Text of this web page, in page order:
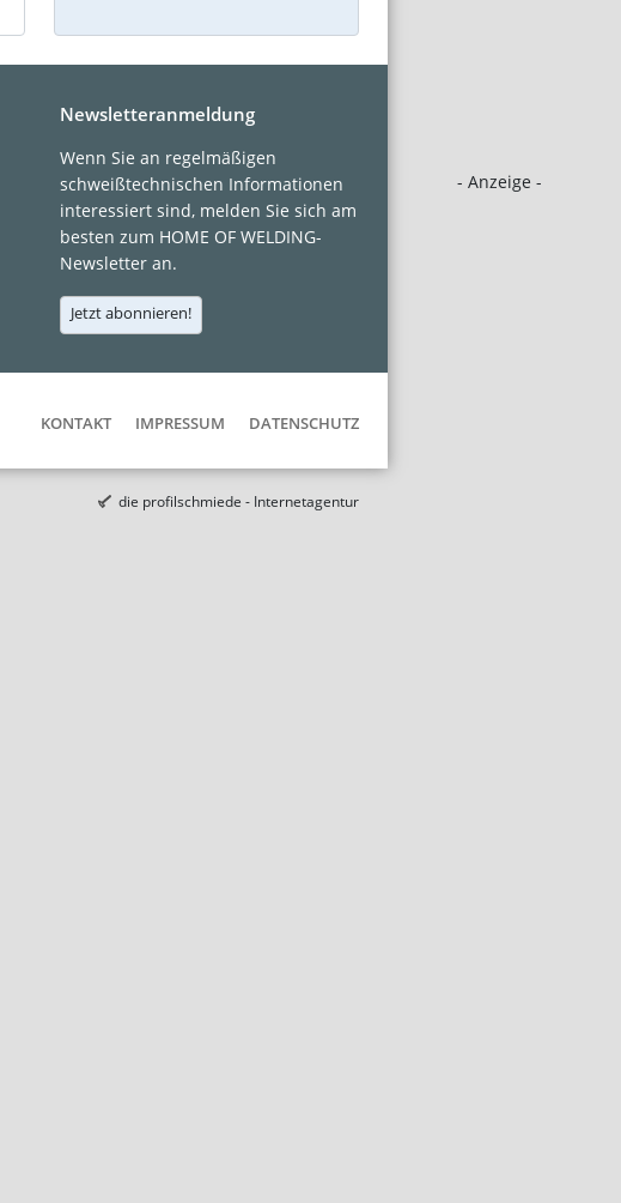
- Anzeige -
Newsletteranmeldung
Wenn Sie an regelmäßigen
schweißtechnischen Informationen
interessiert sind, melden Sie sich am
besten zum HOME OF WELDING-
Newsletter an.
Jetzt abonnieren!
KONTAKT IMPRESSUM DATENSCHUTZ
die profilschmiede - Internetagentur